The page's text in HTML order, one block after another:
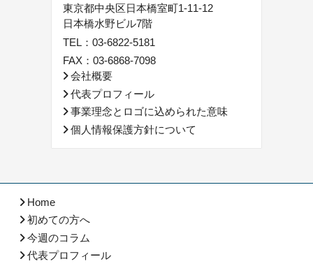
東京都中央区日本橋室町1-11-12
日本橋水野ビル7階
TEL： 03-6822-5181
FAX：03-6868-7098
会社概要
代表プロフィール
事業理念とロゴに込められた意味
個人情報保護方針について
Home
初めての方へ
今週のコラム
代表プロフィール